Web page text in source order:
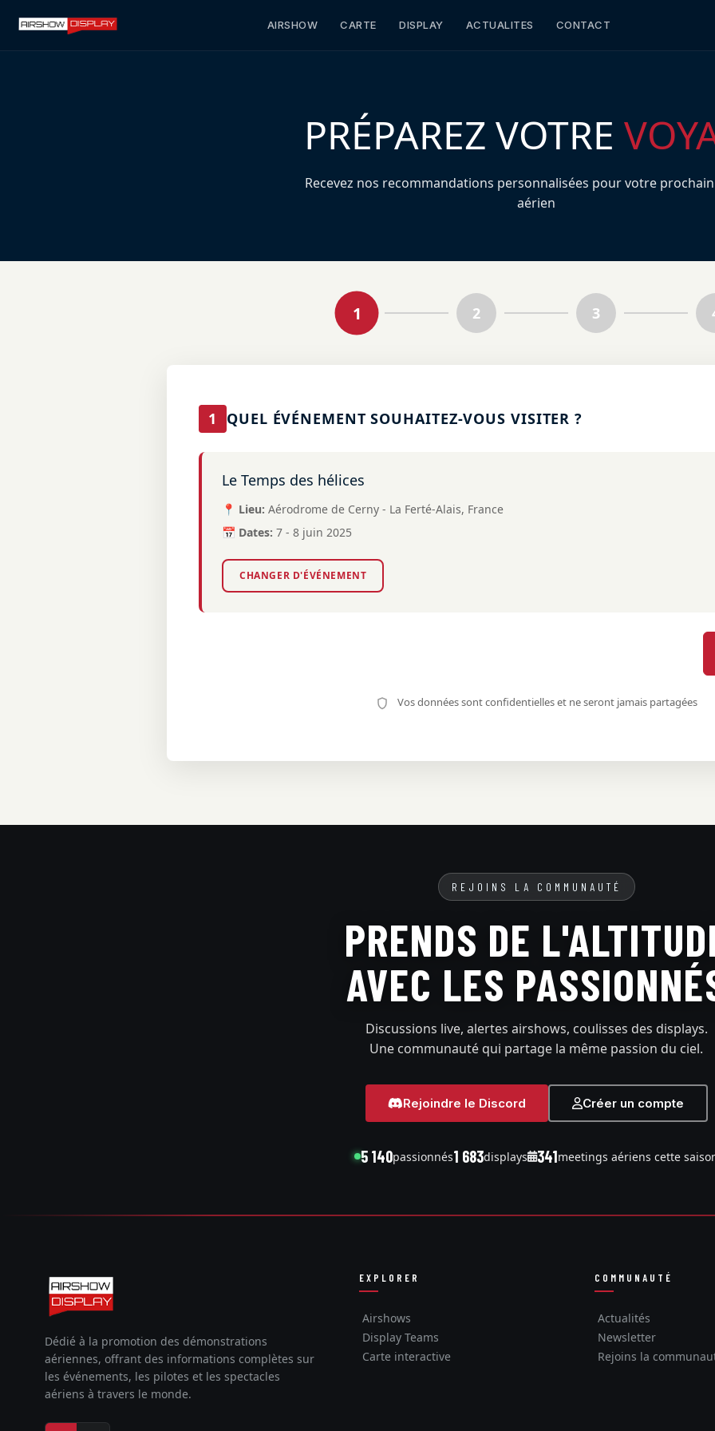
AIRSHOW CARTE DISPLAY ACTUALITES CONTACT
PRÉPAREZ VOTRE
Recevez nos recommandations personnalisées pour votre
aérien
1 2 3
1 QUEL ÉVÉNEMENT SOUHAITEZ-VOUS VISITER ?
Le Temps des hélices
📍 Lieu: Aérodrome de Cerny - La Ferté-Alais, France
📅 Dates: 7 - 8 juin 2025
CHANGER D'ÉVÉNEMENT
Vos données sont confidentielles et ne seront jamais partagées
REJOINS LA COMMUNAUTÉ
PRENDS DE
AVEC LES
Discussions live, alertes airshows, coulisses des displays.
Une communauté qui partage la même passion du ciel.
Rejoindre le Discord Créer un compte
5 140passionnés1 683displays 341meetings aériens cette
Dédié à la promotion des démonstrations
aériennes, offrant des informations complètes sur
les événements, les pilotes et les spectacles
aériens à travers le monde.
EXPLORER
Airshows
Display Teams
Carte interactive
COMMUNAUTÉ
Actualités
Newsletter
Rejoins la